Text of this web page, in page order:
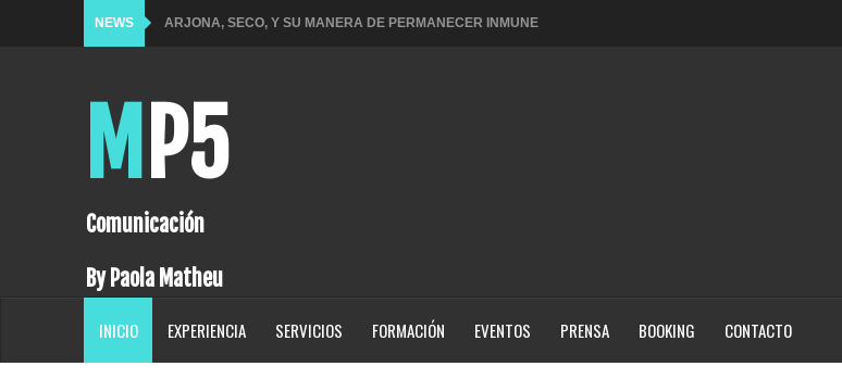
NEWS GANGSTER, UNA DE LAS BANDAS MÁS QUERIDAS DE NUESTRO PAÍS, ESTA DE REGRESO CON SU NUEVO
SONY PICTURES TELEVISION FIRMA ACUERDO PARA LA PRODUCCIÓN DE SHARK TANK GUATEMALA, EL
FAMOSO REALITY SHOW DE NEGOCIOS.
Quetzaltenango brillará como sede de Miss Universe Guatemala 2025
MP5
Comunicación
By Paola Matheu
INICIO EXPERIENCIA SERVICIOS FORMACIÓN EVENTOS PRENSA BOOKING CONTACTO